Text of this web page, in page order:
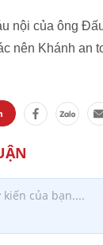
nội của ông
nên Khánh an